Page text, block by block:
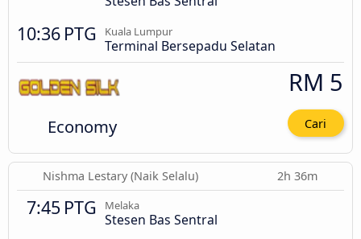
10:36 PTG Kuala Lumpur
Terminal Bersepadu Selatan
Economy
RM 5
Cari
Nishma Lestary (Naik Selalu) 2h 36m
7:45 PTG Melaka
Stesen Bas Sentral